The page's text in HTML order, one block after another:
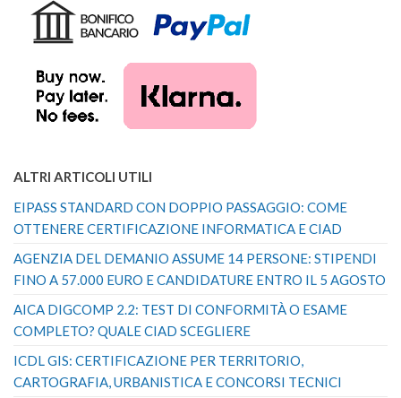
ALTRI ARTICOLI UTILI
EIPASS STANDARD CON DOPPIO PASSAGGIO: COME
OTTENERE CERTIFICAZIONE INFORMATICA E CIAD
AGENZIA DEL DEMANIO ASSUME 14 PERSONE: STIPENDI
FINO A 57.000 EURO E CANDIDATURE ENTRO IL 5 AGOSTO
AICA DIGCOMP 2.2: TEST DI CONFORMITÀ O ESAME
COMPLETO? QUALE CIAD SCEGLIERE
ICDL GIS: CERTIFICAZIONE PER TERRITORIO,
CARTOGRAFIA, URBANISTICA E CONCORSI TECNICI